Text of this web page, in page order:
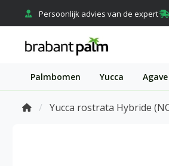
Persoonlijk advies van de expert
Palmbomen Yucca Agave
Yucca rostrata Hybride